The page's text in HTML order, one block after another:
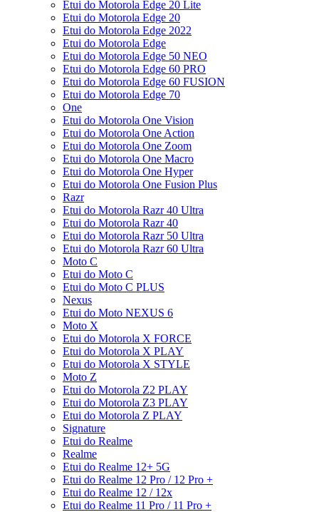
Etui do Motorola Edge 20 Lite
Etui do Motorola Edge 20
Etui do Motorola Edge 2022
Etui do Motorola Edge
Etui do Motorola Edge 50 NEO
Etui do Motorola Edge 60 PRO
Etui do Motorola Edge 60 FUSION
Etui do Motorola Edge 70
One
Etui do Motorola One Vision
Etui do Motorola One Action
Etui do Motorola One Zoom
Etui do Motorola One Macro
Etui do Motorola One Hyper
Etui do Motorola One Fusion Plus
Razr
Etui do Motorola Razr 40 Ultra
Etui do Motorola Razr 40
Etui do Motorola Razr 50 Ultra
Etui do Motorola Razr 60 Ultra
Moto C
Etui do Moto C
Etui do Moto C PLUS
Nexus
Etui do Moto NEXUS 6
Moto X
Etui do Motorola X FORCE
Etui do Motorola X PLAY
Etui do Motorola X STYLE
Moto Z
Etui do Motorola Z2 PLAY
Etui do Motorola Z3 PLAY
Etui do Motorola Z PLAY
Signature
Etui do Realme
Realme
Etui do Realme 12+ 5G
Etui do Realme 12 Pro / 12 Pro +
Etui do Realme 12 / 12x
Etui do Realme 11 Pro / 11 Pro +